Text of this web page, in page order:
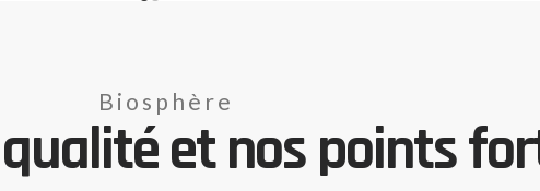
Biosphère
et nos points